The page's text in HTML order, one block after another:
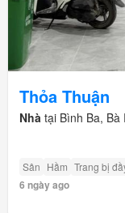
Thỏa Thuận
Nhà tại Bình Ba, Bà
Sân Hầm Trang bị
6 ngày ago